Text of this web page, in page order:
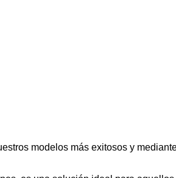
modelos más exitosos y